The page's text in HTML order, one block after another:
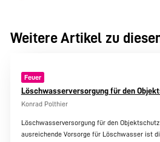
Weitere Artikel zu
Feuer
Löschwasserversorgung für den
Konrad Polthier
Löschwasserversorgung für den
ausreichende Vorsorge für Löschwasser ist